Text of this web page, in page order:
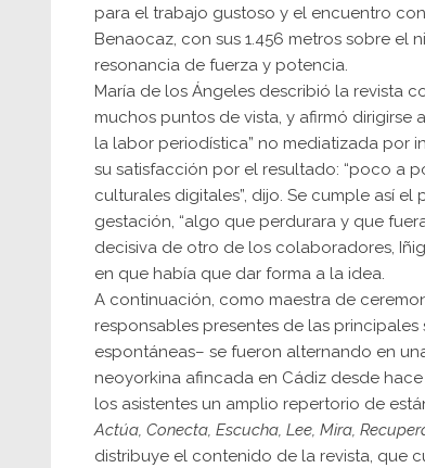
para el trabajo gustoso y el encuentro
Benaocaz, con sus 1.456 metros sobre el
resonancia de fuerza y potencia.
María de los Ángeles describió la revista
muchos puntos de vista, y afirmó dirigirse
la labor periodística” no mediatizada por
su satisfacción por el resultado: “poco a
culturales digitales”, dijo. Se cumple así
gestación, “algo que perdurara y que
decisiva de otro de los colaboradores,
en que había que dar forma a la idea.
A continuación, como maestra de
responsables presentes de las
espontáneas– se fueron alternando en
neoyorkina afincada en Cádiz desde
los asistentes un amplio repertorio de
Actúa, Conecta, Escucha, Lee, Mira,
distribuye el contenido de la revista, que